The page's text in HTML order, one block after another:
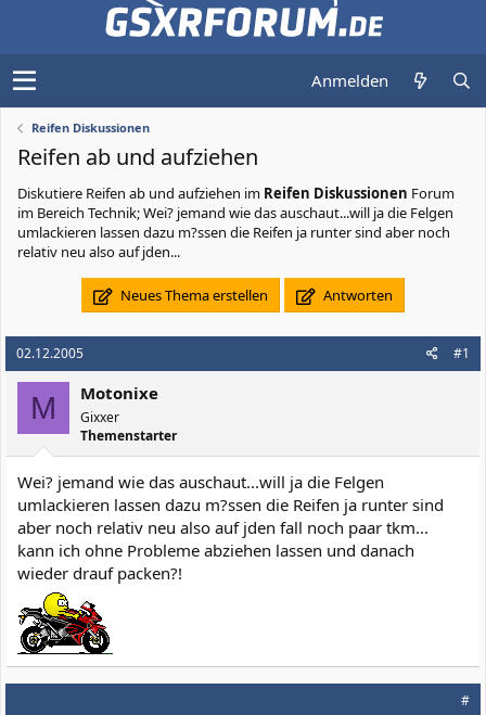
Anmelden
Reifen Diskussionen
Reifen ab und aufziehen
Diskutiere Reifen ab und aufziehen im Reifen Diskussionen Forum
im Bereich Technik; Wei? jemand wie das auschaut...will ja die Felgen
umlackieren lassen dazu m?ssen die Reifen ja runter sind aber noch
relativ neu also auf jden...
Neues Thema erstellen Antworten
02.12.2005 #1
M Motonixe
Gixxer
Themenstarter
Wei? jemand wie das auschaut...will ja die Felgen
umlackieren lassen dazu m?ssen die Reifen ja runter sind
aber noch relativ neu also auf jden fall noch paar tkm...
kann ich ohne Probleme abziehen lassen und danach
wieder drauf packen?!
#